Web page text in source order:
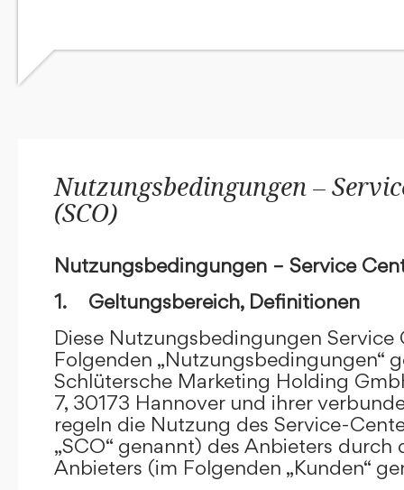
Nutzungsbedingungen –
(SCO)
Nutzungsbedingungen – Service
1. Geltungsbereich, Definitionen
Diese Nutzungsbedingungen Service
Folgenden „Nutzungsbedingungen“
Schlütersche Marketing Holding
7, 30173 Hannover und ihrer
regeln die Nutzung des Service-
„SCO“ genannt) des Anbieters durch
Anbieters (im Folgenden „Kunden“